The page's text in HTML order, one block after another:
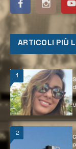
ARTICOLI PIÙ
1
2